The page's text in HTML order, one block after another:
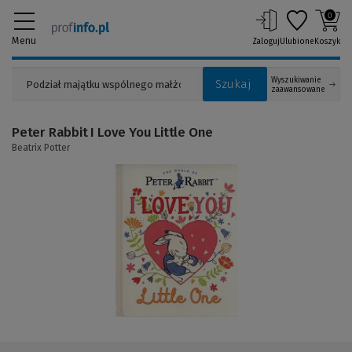
Menu
Szukaj
Wyszukiwanie
zaawansowane
ZalogujUlubione
0
Koszyk
Peter Rabbit I Love You Little One
Beatrix Potter